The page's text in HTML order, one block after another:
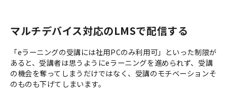
マルチデバイス対応のLMSで配信する
「eラーニングの受講には社用PCのみ利用可」といった制限が
あると、受講者は思うようにeラーニングを進められず、受講
の機会を奪ってしまうだけではなく、受講のモチベーションそ
のものも下げてしまいます。